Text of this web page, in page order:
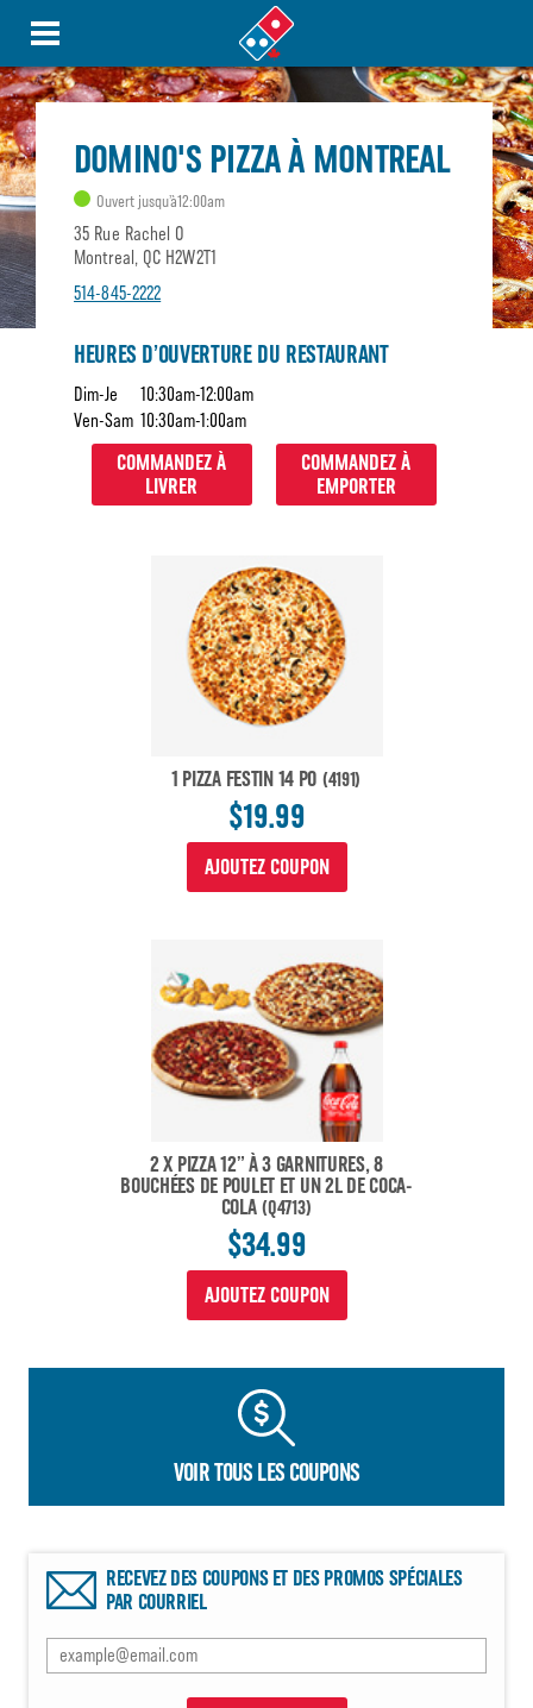
DOMINO'S PIZZA À MONTREAL
Ouvert jusqu’à12:00am
35 Rue Rachel O
Montreal, QC H2W2T1
514-845-2222
HEURES D’OUVERTURE DU RESTAURANT
Dim-Je
10:30am-12:00am
Ven-Sam 10:30am-1:00am
COMMANDEZ À
LIVRER
COMMANDEZ À
EMPORTER
1 PIZZA FESTIN 14 PO (4191)
$19.99
AJOUTEZ COUPON
2 X PIZZA 12” À 3 GARNITURES, 8
BOUCHÉES DE POULET ET UN 2L DE COCA-
COLA (Q4713)
$34.99
AJOUTEZ COUPON
VOIR TOUS LES COUPONS
RECEVEZ DES COUPONS ET DES PROMOS SPÉCIALES
PAR COURRIEL